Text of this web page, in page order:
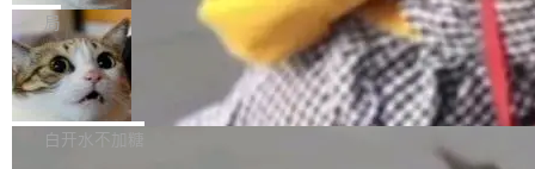
断从他嘴里说出来分量不同。Hugging Face 是
全球最大的开源 AI 平台，上面跑着上百万个模
型。谁在开源赛道上领先，...
aw 是 Shelley 的作者，一个开源 AI coding age
nt。他最近在博客上写了一篇文章，核心论点很
简单：开发者工具必须开源。 理由不是传统的自
由软件情怀，而是一个跟 AI agent 直接相关的
技术判断。 两行 prompt 就能个性化任何软件 C
会变成一场开源 Agent 生态的路演。 8月1日，
DeepSeek Harness 团队负责人崔添翼（tiany
i）在 X 上发帖： 「如果你是 Agent Harness 相
关开源项目的开发者，希望参加 DeepSeek Har
ness 的内测，可以回复或私信联系我。请附上
局
商汤 SenseNova U1.5-Lite-Preview
开源
商汤科技宣布面向社区开源轻量级统一多模态模
型的预览版本 SenseNova U1.5-Lite-Preview。
白开水不加糖